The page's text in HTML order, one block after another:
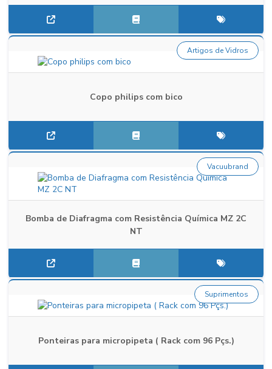
Copo philips com bico
Artigos de Vidros
Bomba de Diafragma com Resistência Química MZ 2C
NT
Vacuubrand
Ponteiras para micropipeta ( Rack com 96 Pçs.)
Suprimentos